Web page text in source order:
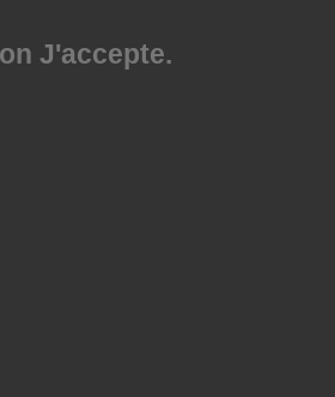
J'accepte.